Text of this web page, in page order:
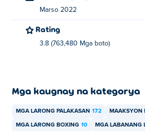
Marso 2022
Rating
3.8 (763,480 Mga boto)
Mga kaugnay na kategorya
MGA LARONG PALAKASAN 172 MAAKSYON
MGA LARONG BOXING 10 MGA LABANANG